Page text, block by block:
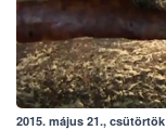
2015. május 21., csütörtök